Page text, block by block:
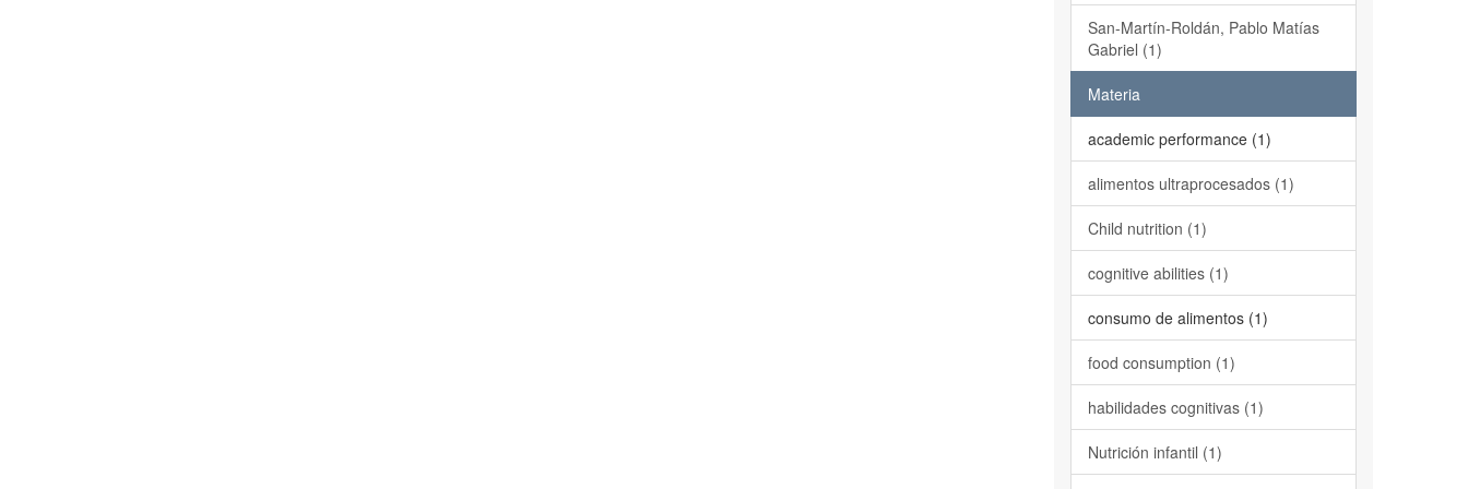
San-Martín-Roldán, Pablo Matías
Gabriel (1)
Materia
academic performance (1)
alimentos ultraprocesados (1)
Child nutrition (1)
cognitive abilities (1)
consumo de alimentos (1)
food consumption (1)
habilidades cognitivas (1)
Nutrición infantil (1)